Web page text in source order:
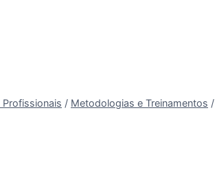
/ Metodologias e Treinamentos /